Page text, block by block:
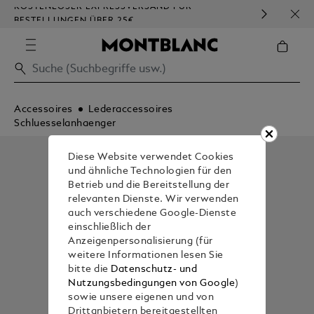
KOSTENLOSER EXPRESSVERSAND FÜR
BESTELLUNGEN ÜBER 25€
Accessoires
Lederaccessoires
Schluesselanhaenger
Diese Website verwendet Cookies
und ähnliche Technologien für den
Betrieb und die Bereitstellung der
relevanten Dienste. Wir verwenden
auch verschiedene Google-Dienste
einschließlich der
Anzeigenpersonalisierung (für
weitere Informationen lesen Sie
bitte die Datenschutz- und
Nutzungsbedingungen von Google)
sowie unsere eigenen und von
Drittanbietern bereitgestellten